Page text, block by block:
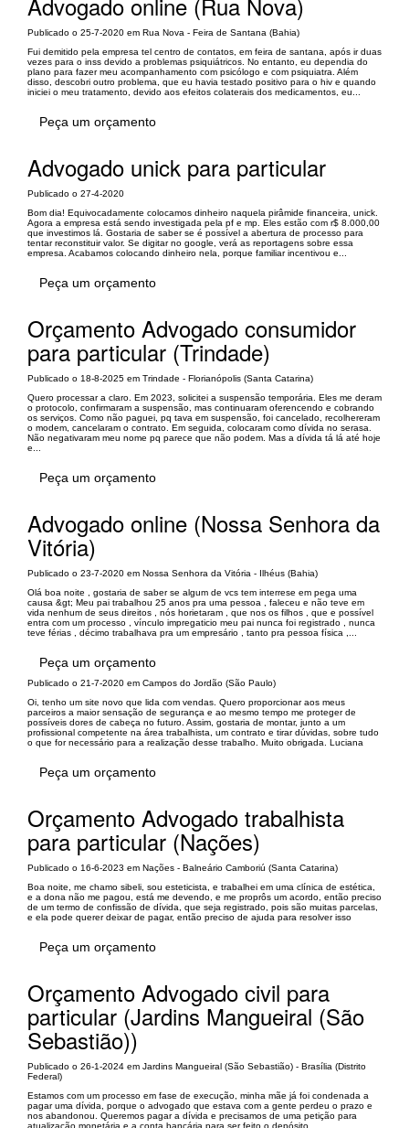
Publicado o 25-7-2020 em Rua Nova - Feira de Santana (Bahia)
Fui demitido pela empresa tel centro de contatos, em feira de santana, após ir duas
vezes para o inss devido a problemas psiquiátricos. No entanto, eu dependia do
plano para fazer meu acompanhamento com psicólogo e com psiquiatra. Além
disso, descobri outro problema, que eu havia testado positivo para o hiv e quando
iniciei o meu tratamento, devido aos efeitos colaterais dos medicamentos, eu...
Peça um orçamento
Advogado unick para particular
Publicado o 27-4-2020
Bom dia! Equivocadamente colocamos dinheiro naquela pirâmide financeira, unick.
Agora a empresa está sendo investigada pela pf e mp. Eles estão com r$ 8.000,00
que investimos lá. Gostaria de saber se é possível a abertura de processo para
tentar reconstituir valor. Se digitar no google, verá as reportagens sobre essa
empresa. Acabamos colocando dinheiro nela, porque familiar incentivou e...
Peça um orçamento
Orçamento Advogado consumidor
para particular (Trindade)
Publicado o 18-8-2025 em Trindade - Florianópolis (Santa Catarina)
Quero processar a claro. Em 2023, solicitei a suspensão temporária. Eles me deram
o protocolo, confirmaram a suspensão, mas continuaram oferencendo e cobrando
os serviços. Como não paguei, pq tava em suspensão, foi cancelado, recolhereram
o modem, cancelaram o contrato. Em seguida, colocaram como dívida no serasa.
Não negativaram meu nome pq parece que não podem. Mas a dívida tá lá até hoje
e...
Peça um orçamento
Advogado online (Nossa Senhora da
Vitória)
Publicado o 23-7-2020 em Nossa Senhora da Vitória - Ilhéus (Bahia)
Olá boa noite , gostaria de saber se algum de vcs tem interrese em pega uma
causa &gt; Meu pai trabalhou 25 anos pra uma pessoa , faleceu e não teve em
vida nenhum de seus direitos , nós horietaram , que nos os filhos , que e possível
entra com um processo , vínculo impregaticio meu pai nunca foi registrado , nunca
teve férias , décimo trabalhava pra um empresário , tanto pra pessoa física ,...
Peça um orçamento
Publicado o 21-7-2020 em Campos do Jordão (São Paulo)
Oi, tenho um site novo que lida com vendas. Quero proporcionar aos meus
parceiros a maior sensação de segurança e ao mesmo tempo me proteger de
possíveis dores de cabeça no futuro. Assim, gostaria de montar, junto a um
profissional competente na área trabalhista, um contrato e tirar dúvidas, sobre tudo
o que for necessário para a realização desse trabalho. Muito obrigada. Luciana
Peça um orçamento
Orçamento Advogado trabalhista
para particular (Nações)
Publicado o 16-6-2023 em Nações - Balneário Camboriú (Santa Catarina)
Boa noite, me chamo sibeli, sou esteticista, e trabalhei em uma clínica de estética,
e a dona não me pagou, está me devendo, e me proprôs um acordo, então preciso
de um termo de confissão de dívida, que seja registrado, pois são muitas parcelas,
e ela pode querer deixar de pagar, então preciso de ajuda para resolver isso
Peça um orçamento
Orçamento Advogado civil para
particular (Jardins Mangueiral (São
Sebastião))
Publicado o 26-1-2024 em Jardins Mangueiral (São Sebastião) - Brasília (Distrito
Federal)
Estamos com um processo em fase de execução, minha mãe já foi condenada a
pagar uma dívida, porque o advogado que estava com a gente perdeu o prazo e
nos abandonou. Queremos pagar a dívida e precisamos de uma petição para
atualização monetária e a conta bancária para ser feito o depósito.